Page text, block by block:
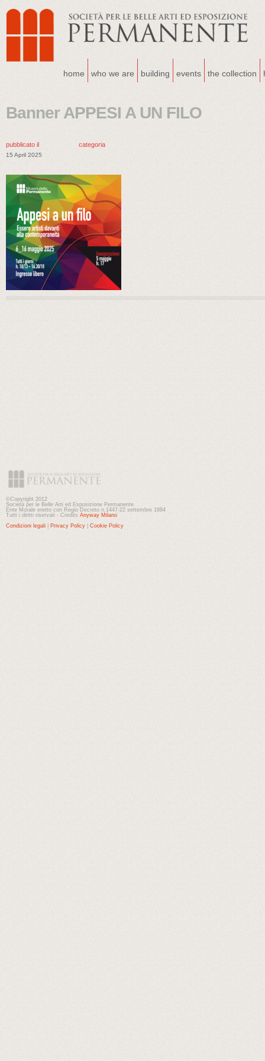
home who we are building events the collection
Banner APPESI A UN FILO
pubblicato il
15 April 2025
categoria
©Copyright 2012
Società per le Belle Arti ed Esposizione Permanente
Ente Morale eretto con Regio Decreto n.1447-22 settembre 1884
Tutti i diritti riservati - Credits Anyway Milano
Condizioni legali
Privacy Policy Cookie Policy